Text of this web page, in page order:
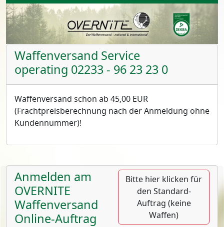
Waffenversand Service
operating 02233 - 96 23 23 0
Waffenversand schon ab 45,00 EUR
(Frachtpreisberechnung nach der Anmeldung ohne
Kundennummer)!
Anmelden am
OVERNITE
Waffenversand
Online-Auftrag
Bitte hier klicken für
den Standard-
Auftrag (keine
Waffen)